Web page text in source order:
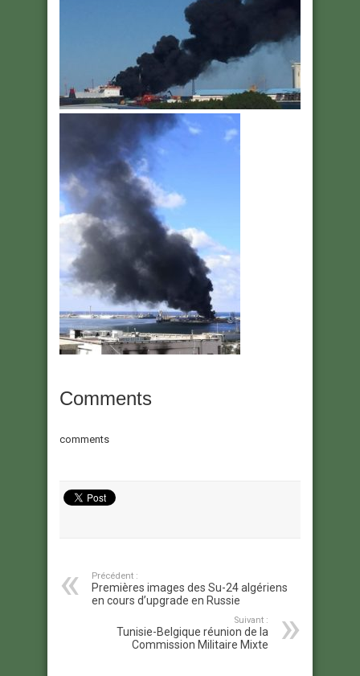
Comments
comments
Précédent :
Premières images des Su-24 algériens
en cours d’upgrade en Russie
Suivant :
Tunisie-Belgique réunion de la
Commission Militaire Mixte